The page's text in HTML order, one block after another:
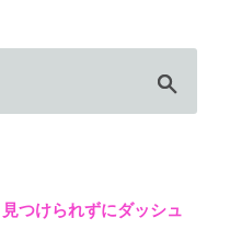
つけられずにダッシュ